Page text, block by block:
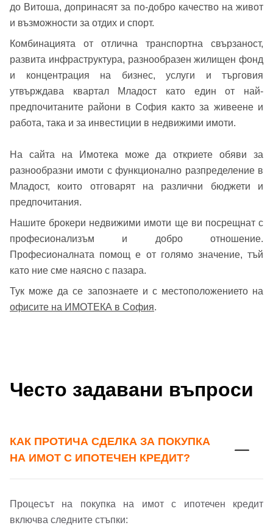
Добре дошъл!
Регистрация
Имейл Адрес
Парола
Забравена парола?
Вход
Вход като гост
до Витоша, допринасят за по-добро качество на живот
и възможности за отдих и спорт.
Комбинацията от отлична транспортна свързаност,
развита инфраструктура, разнообразен жилищен фонд
и концентрация на бизнес, услуги и търговия
утвърждава квартал Младост като един от най-
предпочитаните райони в София както за живеене и
работа, така и за инвестиции в недвижими имоти.
На сайта на Имотека може да откриете обяви за
разнообразни имоти с функционално разпределение в
Младост, които отговарят на различни бюджети и
предпочитания.
Нашите брокери недвижими имоти ще ви посрещнат с
професионализъм и добро отношение.
Професионалната помощ е от голямо значение, тъй
като ние сме наясно с пазара.
Тук може да се запознаете и с местоположението на
офисите на ИМОТЕКА в София.
Често задавани въпроси
КАК ПРОТИЧА СДЕЛКА ЗА ПОКУПКА
НА ИМОТ С ИПОТЕЧЕН КРЕДИТ?
Процесът на покупка на имот с ипотечен кредит
включва следните стъпки:
Имейл адрес*
Телефон*
▼
Вашето запитване стигна до нас. Ще
се обадим възможно най-бързо.